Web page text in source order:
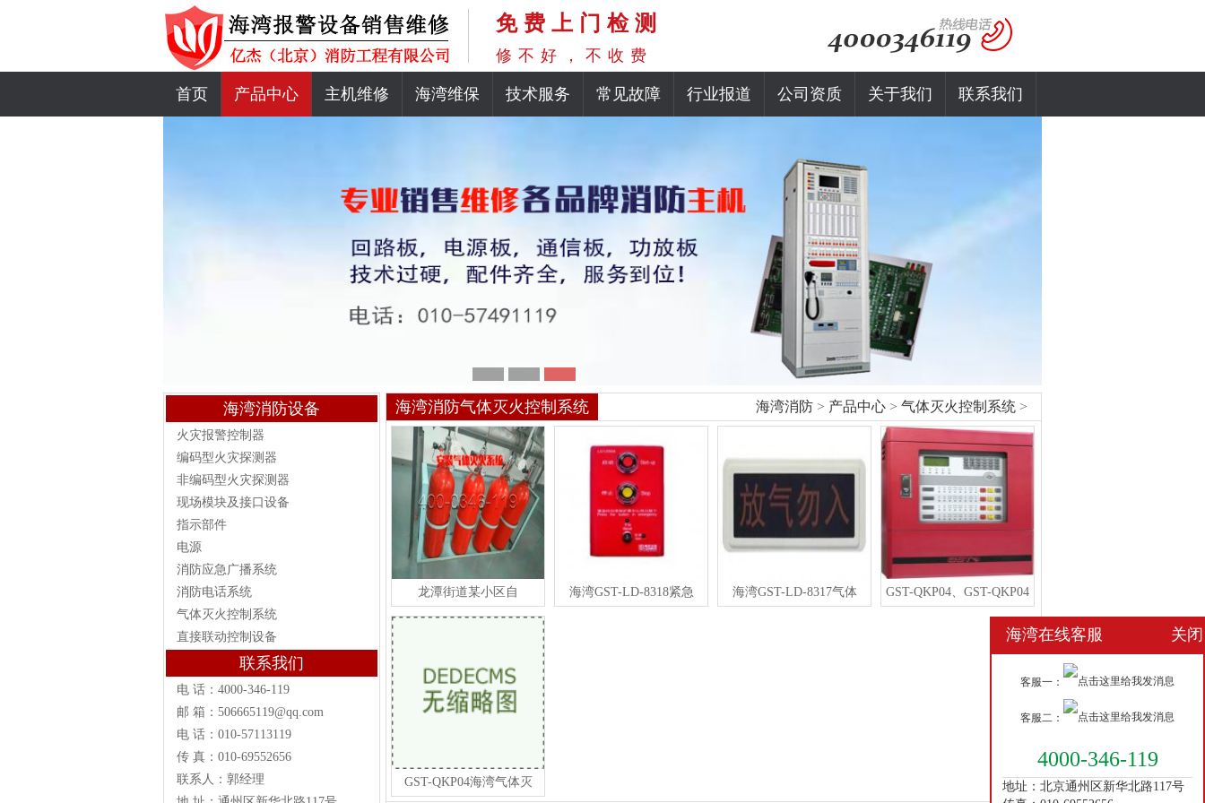
免费上门检测
修不好，不收费
首页 产品中心 主机维修 海湾维保 技术服务 常见故障 行业报道 公司资质 关于我们 联系我们
海湾消防设备
火灾报警控制器
编码型火灾探测器
非编码型火灾探测器
现场模块及接口设备
指示部件
电源
消防应急广播系统
消防电话系统
气体灭火控制系统
直接联动控制设备
联系我们
电 话：4000-346-119
邮 箱：506665119@qq.com
电 话：010-57113119
传 真：010-69552656
联系人：郭经理
海湾消防气体灭火控制系统 海湾消防 > 产品中心 > 气体灭火控制系统 >
龙潭街道某小区自 海湾GST-LD-8318紧急 海湾GST-LD-8317气体 GST-QKP04、GST-QKP04
GST-QKP04海湾气体灭
海湾在线客服 关闭
客服一：
客服二：
4000-346-119
地址：北京通州区新华北路117号